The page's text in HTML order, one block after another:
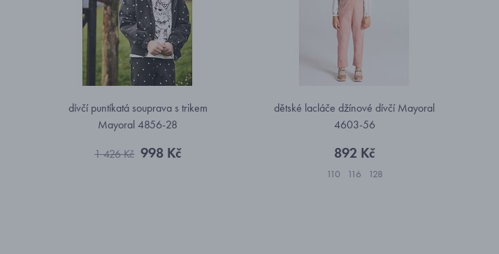
dívčí puntíkatá souprava s trikem
Mayoral 4856-28
1 426 Kč 998 Kč
dětské lacláče džínové dívčí Mayoral
4603-56
892 Kč
110 116 128